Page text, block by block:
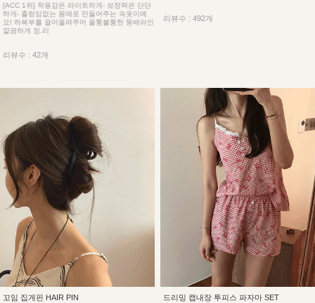
[ACC 1위] 착용감은 라이트하게- 보정력은 단단
하게- 출렁임없는 몸매로 만들어주는 속옷이예
요! 하복부를 끌어올려주어 울퉁불퉁한 똥배라인
깔끔하게 정.리
리뷰수 : 42개
리뷰수 : 492개
꼬임 집게핀 HAIR PIN 드리밍 캡내장 투피스 파자마 SET